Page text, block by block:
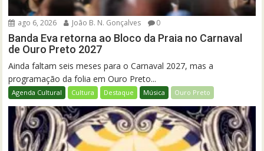
ago 6, 2026 João B. N. Gonçalves 0
Banda Eva retorna ao Bloco da Praia no Carnaval
de Ouro Preto 2027
Ainda faltam seis meses para o Carnaval 2027, mas a
programação da folia em Ouro Preto...
Agenda Cultural Cultura Destaque Música Ouro Preto